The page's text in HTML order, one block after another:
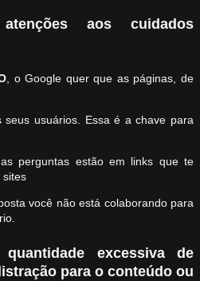
aos cuidados
, o Google quer que as páginas, de
seus usuários. Essa é a chave para
perguntas estão em links que te
sites
você não está colaborando para
excessiva de
para o conteúdo ou